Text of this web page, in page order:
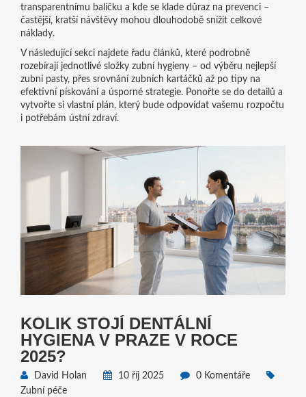
transparentnímu balíčku a kde se klade důraz na prevenci –
častější, kratší návštěvy mohou dlouhodobě snížit celkové
náklady.
V následující sekci najdete řadu článků, které podrobně
rozebírají jednotlivé složky zubní hygieny – od výběru nejlepší
zubní pasty, přes srovnání zubních kartáčků až po tipy na
efektivní pískování a úsporné strategie. Ponořte se do detailů a
vytvořte si vlastní plán, který bude odpovídat vašemu rozpočtu
i potřebám ústní zdraví.
KOLIK STOJÍ DENTÁLNÍ
HYGIENA V PRAZE V ROCE
2025?
David Holan 10 říj 2025
0 Komentáře
Zubní péče